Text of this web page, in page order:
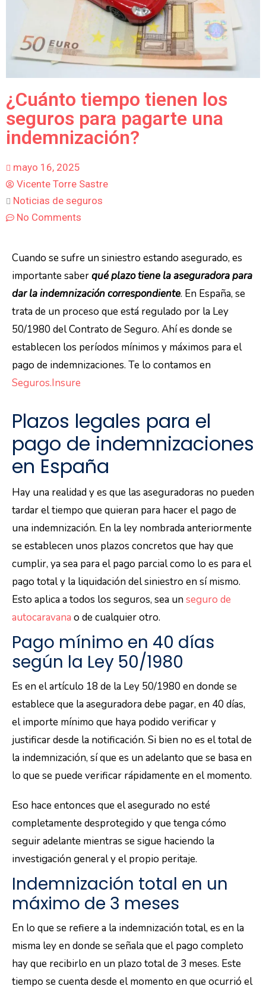
¿Cuánto tiempo tienen los
seguros para pagarte una
indemnización?
mayo 16, 2025
Vicente Torre Sastre
Noticias de seguros
No Comments
Cuando se sufre un siniestro estando asegurado, es
importante saberqué plazo tiene la aseguradora para
dar la indemnización correspondiente. En España, se
trata de un proceso que está regulado por la Ley
50/1980 del Contrato de Seguro. Ahí es donde se
establecen los períodos mínimos y máximos para el
pago de indemnizaciones. Te lo contamos en
Seguros.Insure
Plazos legales para el
pago de indemnizaciones
en España
Hay una realidad y es que las aseguradoras no pueden
tardar el tiempo que quieran para hacer el pago de
una indemnización. En la ley nombrada anteriormente
se establecen unos plazos concretos que hay que
cumplir, ya sea para el pago parcial como lo es para el
pago total y la liquidación del siniestro en sí mismo.
Esto aplica a todos los seguros, sea unseguro de
autocaravana o de cualquier otro.
Pago mínimo en 40 días
según la Ley 50/1980
Es en el artículo 18 de la Ley 50/1980 en donde se
establece que la aseguradora debe pagar, en 40 días,
el importe mínimo que haya podido verificar y
justificar desde la notificación. Si bien no es el total de
la indemnización, sí que es un adelanto que se basa en
lo que se puede verificar rápidamente en el momento.
Eso hace entonces que el asegurado no esté
completamente desprotegido y que tenga cómo
seguir adelante mientras se sigue haciendo la
investigación general y el propio peritaje.
Indemnización total en un
máximo de 3 meses
En lo que se refiere a la indemnización total, es en la
misma ley en donde se señala que el pago completo
hay que recibirlo en un plazo total de 3 meses. Este
tiempo se cuenta desde el momento en que ocurrió el